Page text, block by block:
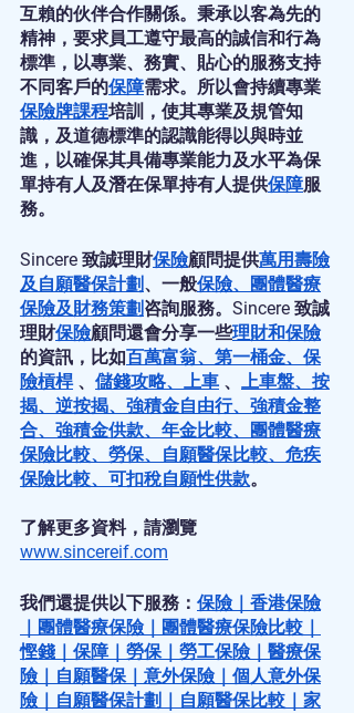
互賴的伙伴合作關係。秉承以客為先的
精神，要求員工遵守最高的誠信和行為
標準，以專業、務實、貼心的服務支持
不同客戶的保障需求。所以會持續專業
保險牌課程培訓，使其專業及規管知
識，及道德標準的認識能得以與時並
進，以確保其具備專業能力及水平為保
單持有人及潛在保單持有人提供保障服
務。
Sincere 致誠理財保險顧問提供萬用壽險
及自願醫保計劃 、一般保險、
團體醫療
保險及財務策劃 咨詢服務。Sincere 致誠
理財保險顧問還會分享一些理財和保險
的資訊，比如百萬富翁、 第一桶金、 保
險槓桿 、 儲錢攻略、 上車 、 上車盤、 按
揭、 逆按揭、 強積金自由行、 強積金整
合、 強積金供款、 年金比較、
團體醫療
保險比較、 勞保、 自願醫保比較、 危疾
保險比較、 可扣稅自願性供款。
了解更多資料，請瀏覽
www.sincereif.com
我們還提供以下服務： 保險 ｜ 香港保險
｜ 團體醫療保險 ｜ 團體醫療保險比較 ｜
慳錢 ｜ 保障｜ 勞保｜ 勞工保險 ｜ 醫療保
險 ｜ 自願醫保｜ 意外保險 ｜ 個人意外保
險 ｜ 自願醫保計劃 ｜ 自願醫保比較 ｜ 家